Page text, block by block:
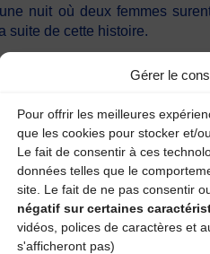
Gérer le
Pour offrir les meilleures
que les cookies pour stocker et/
Le fait de consentir à ces
données telles que le
site. Le fait de ne pas consentir
négatif sur certaines
vidéos, polices de caractères et
s'afficheront pas)
nuit où deux femmes
suite de cette histoire.
obligatoires sont indiqués avec